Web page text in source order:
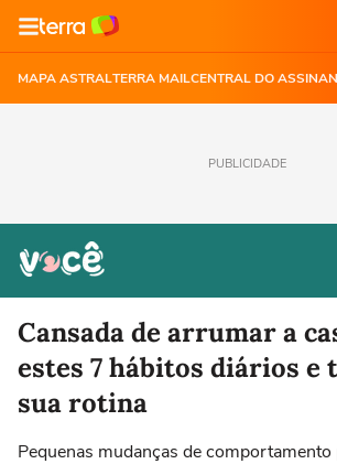
MAPA ASTRALTERRA MAILCENTRAL DO
PUBLICIDADE
Cansada de arrumar a
estes 7 hábitos diários e
sua rotina
Pequenas mudanças de